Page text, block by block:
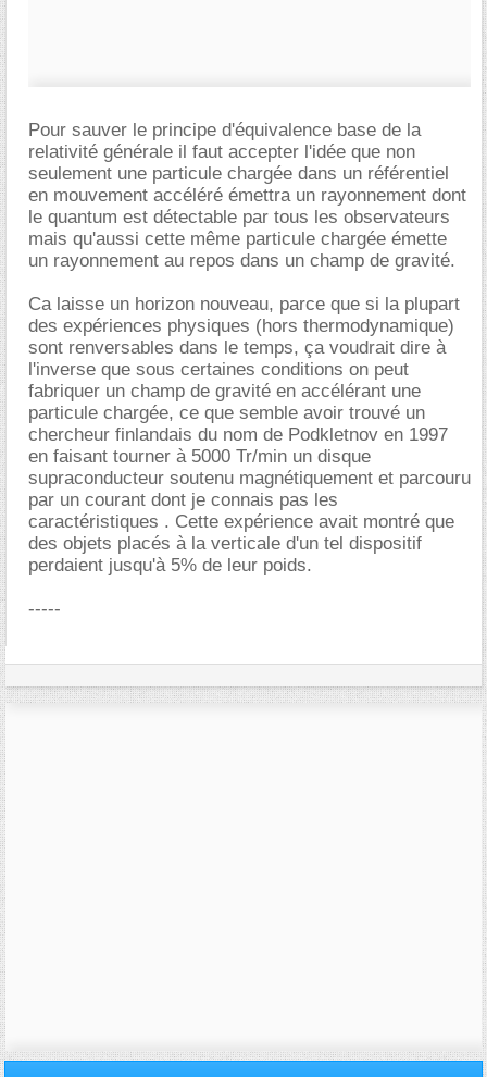
Pour sauver le principe d'équivalence base de la
relativité générale il faut accepter l'idée que non
seulement une particule chargée dans un référentiel
en mouvement accéléré émettra un rayonnement dont
le quantum est détectable par tous les observateurs
mais qu'aussi cette même particule chargée émette
un rayonnement au repos dans un champ de gravité.
Ca laisse un horizon nouveau, parce que si la plupart
des expériences physiques (hors thermodynamique)
sont renversables dans le temps, ça voudrait dire à
l'inverse que sous certaines conditions on peut
fabriquer un champ de gravité en accélérant une
particule chargée, ce que semble avoir trouvé un
chercheur finlandais du nom de Podkletnov en 1997
en faisant tourner à 5000 Tr/min un disque
supraconducteur soutenu magnétiquement et parcouru
par un courant dont je connais pas les
caractéristiques . Cette expérience avait montré que
des objets placés à la verticale d'un tel dispositif
perdaient jusqu'à 5% de leur poids.
-----